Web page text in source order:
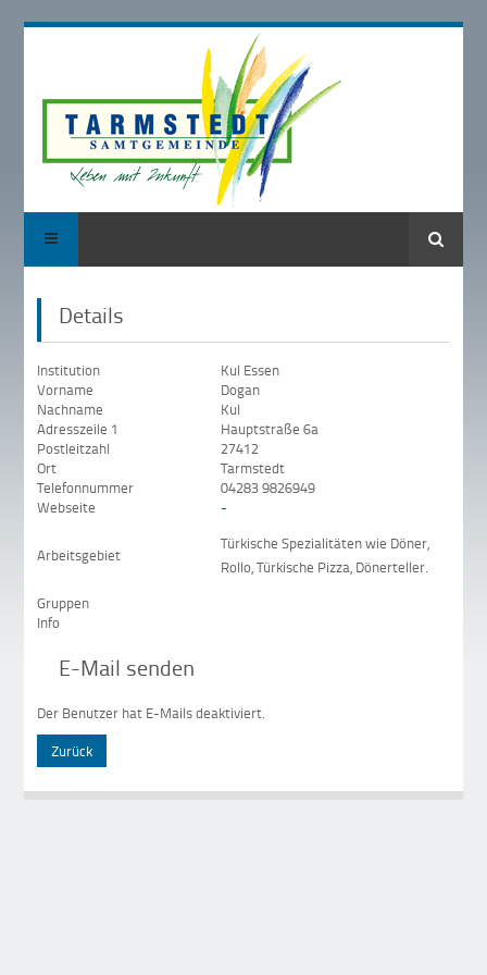
Suche
Details
Institution
Kul Essen
Vorname
Dogan
Nachname
Kul
Adresszeile 1
Hauptstraße 6a
Postleitzahl
27412
Ort
Tarmstedt
Telefonnummer
04283 9826949
Webseite
-
Arbeitsgebiet
Türkische Spezialitäten wie Döner,
Rollo, Türkische Pizza, Dönerteller.
Gruppen
Info
E-Mail senden
Der Benutzer hat E-Mails deaktiviert.
Zurück